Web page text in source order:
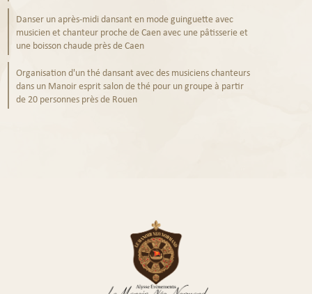
Danser un après-midi dansant en mode guinguette avec
musicien et chanteur proche de Caen avec une pâtisserie et
une boisson chaude près de Caen
Organisation d'un thé dansant avec des musiciens chanteurs
dans un Manoir esprit salon de thé pour un groupe à partir
de 20 personnes près de Rouen